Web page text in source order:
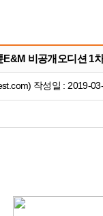
비공개오디션 1
작성일 : 2019-